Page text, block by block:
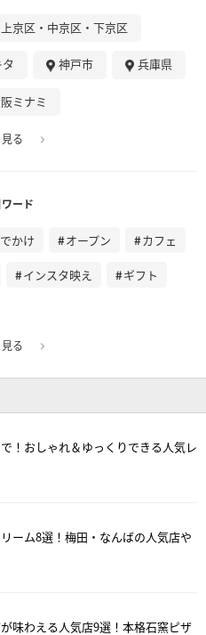
上京区・中京区・下京区
神戸市 兵庫県
ミナミ
る
ード
かけ オープン カフェ
インスタ映え ギフト
る
！おしゃれ＆ゆっくりできる人気レ
ーム8選！梅田・なんばの人気店や
味わえる人気店9選！本格石窯ピザ